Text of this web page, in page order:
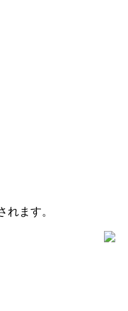
ます。